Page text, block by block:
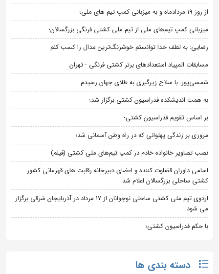
از روز 19 مردادماه و به میزبانی کمپ تیم های ملی؛
میزبانی کمپ تیم‌های ملی از تیم ملی کشتی فرنگی بزرگسالان؛
رضایی: به لطف خدا توانستم خوشرنگ‌ترین مدال را کسب کنم
مسابقات المپیاد استعدادهای برتر کشتی فرنگی - تهران
شمسی‌پور: با سلاح زیرگیری به طلای جهان رسیدم
به همت اندیشکده فدراسیون کشتی برگزار شد؛
بر اساس تقویم فدراسیون کشتی؛
مروری بر زندگی پهلوانی که در راه وطن آسمانی شد؛
نصب تصاویر خانواده خادم در کمپ تیم‌های ملی کشتی (فیلم)
اسامی داوران قضاوت کننده و اعضای دبیرخانه رقابت های قهرمانی کشور
کشتی ساحلی بزرگسالان اعلام شد
اردوی تیم ملی کشتی ساحلی نوجوانان از 17 مرداد در آذربایجان شرقی برگزار
می شود
با حکم فدراسیون کشتی؛
دسته بندی ها